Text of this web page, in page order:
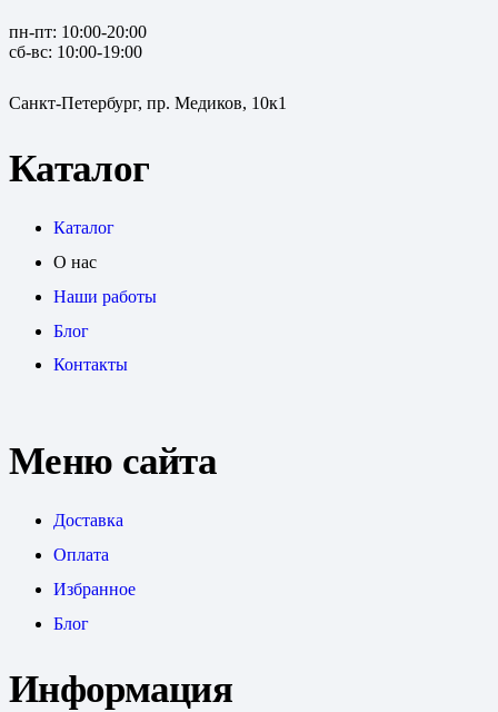
пн-пт: 10:00-20:00
сб-вс: 10:00-19:00
Санкт-Петербург, пр. Медиков, 10к1
Каталог
Каталог
О нас
Наши работы
Блог
Контакты
Меню сайта
Доставка
Оплата
Избранное
Блог
Информация